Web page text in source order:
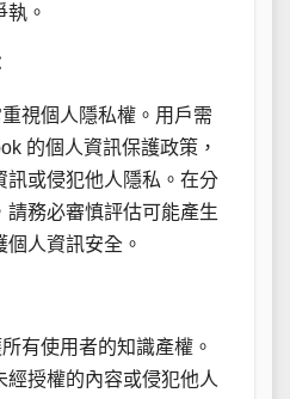
。
視個人隱私權。用戶需
的個人資訊保護政策，
訊或侵犯他人隱私。在分
請務必審慎評估可能產生
人資訊安全。
有使用者的知識產權。
經授權的內容或侵犯他人